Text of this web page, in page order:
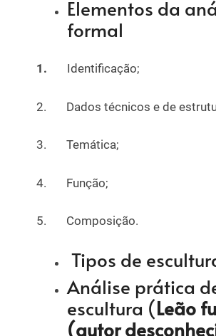
Elementos da
formal
1. Identificação;
2. Dados técnicos e de
3. Temática;
4. Função;
5. Composição.
Tipos de
Análise prática
escultura (Leão
(autor